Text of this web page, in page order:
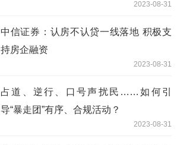
2023-08-31
中信证券：认房不认贷一线落地 积极支
持房企融资
2023-08-31
占道、逆行、口号声扰民……如何引
导“暴走团”有序、合规活动？
2023-08-31